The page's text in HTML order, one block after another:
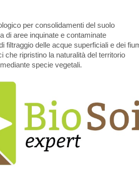
per consolidamenti del suolo
di aree inquinate e contaminate
filtraggio delle acque superficiali e dei
che ripristino la naturalità del territorio
specie vegetali.